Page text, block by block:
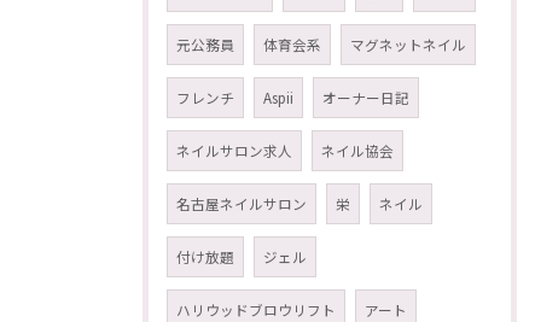
元公務員 体育会系 マグネットネイル
フレンチ Aspii オーナー日記
ネイルサロン求人 ネイル協会
名古屋ネイルサロン 栄 ネイル
付け放題 ジェル
ハリウッドブロウリフト アート